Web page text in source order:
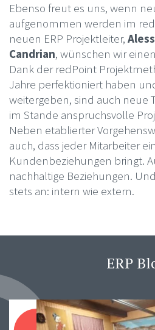
Ebenso freut es uns, wenn
aufgenommen werden im
neuen ERP Projektleiter,
Candrian, wünschen wir
Dank der redPoint
Jahre perfektioniert haben
weitergeben, sind auch neue
im Stande anspruchsvolle
Neben etablierter
auch, dass jeder Mitarbeiter
Kundenbeziehungen bringt.
nachhaltige Beziehungen.
stets an: intern wie extern.
ERP